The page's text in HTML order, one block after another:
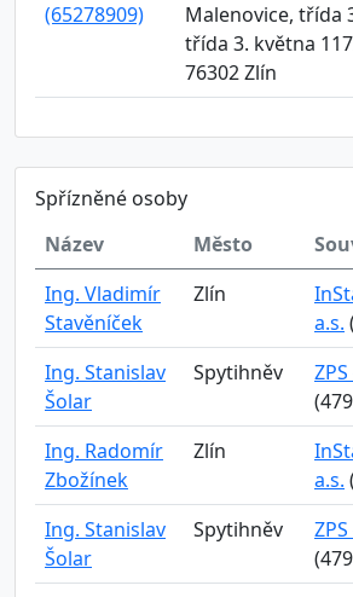
(65278909)
Malenovice, třída
třída 3. května
76302 Zlín
Spřízněné osoby
Název
Město
Ing. Vladimír
Stavěníček
Zlín
a.s.
Ing. Stanislav
Šolar
Spytihněv
Ing. Radomír
Zbožínek
Zlín
a.s.
Ing. Stanislav
Šolar
Spytihněv